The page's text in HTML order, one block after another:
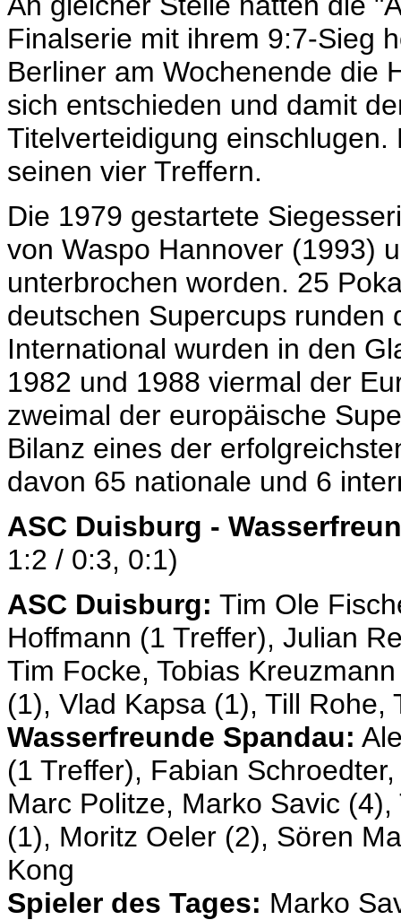
Finalserie mit ihrem 9:7-Sieg
Berliner am Wochenende die
sich entschieden und damit
Titelverteidigung
seinen vier Treffern.
Die 1979 gestartete
von Waspo Hannover (1993)
unterbrochen worden. 25
deutschen Supercups runden
International wurden in den
1982 und 1988 viermal der
zweimal der europäische
Bilanz eines der
davon 65 nationale und 6
ASC Duisburg -
1:2 / 0:3, 0:1)
ASC Duisburg: Tim Ole
Hoffmann (1 Treffer), Julian
Tim Focke, Tobias
(1), Vlad Kapsa (1), Till Rohe,
Wasserfreunde Spandau:
(1 Treffer), Fabian
Marc Politze, Marko Savic
(1), Moritz Oeler (2), Sören
Kong
Spieler des Tages: Marko